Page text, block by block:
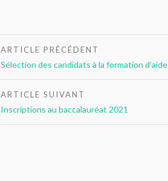
Navigation
de
l’article
ARTICLE PRÉCÉDENT
Sélection des candidats à la formation
ARTICLE SUIVANT
Inscriptions au baccalauréat 2021